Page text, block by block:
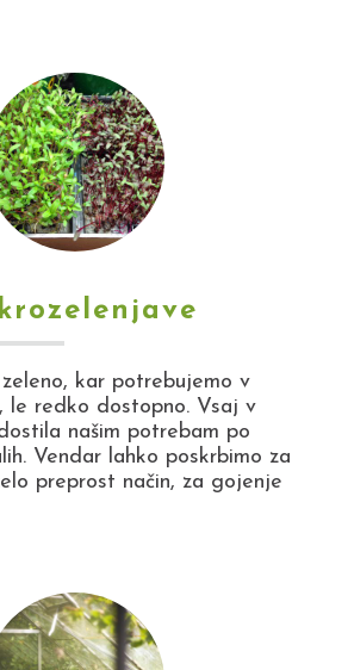
kar potrebujemo v
le redko dostopno. Vsaj v
našim potrebam po
Vendar lahko poskrbimo za
preprost način, za gojenje